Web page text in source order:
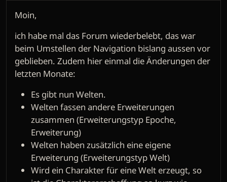
Moin,
ich habe mal das Forum wiederbelebt, das war
beim Umstellen der Navigation bislang aussen vor
geblieben. Zudem hier einmal die Änderungen der
letzten Monate:
Es gibt nun Welten.
Welten fassen andere Erweiterungen
zusammen (Erweiterungstyp Epoche,
Erweiterung)
Welten haben zusätzlich eine eigene
Erweiterung (Erweiterungstyp Welt)
Wird ein Charakter für eine Welt erzeugt, so